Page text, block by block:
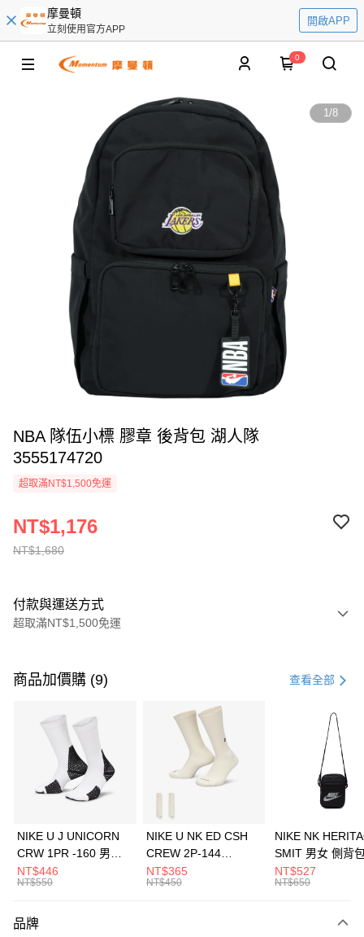
摩曼頓
立刻使用官方APP
開啟APP
0
1/8
NBA 隊伍小標 膠章 後背包 湖人隊
3555174720
超取滿NT$1,500免運
NT$1,680
NT$1,176
付款與運送方式
超取滿NT$1,500免運
信用卡一次付款
3 期 0 利率 每期 21家銀行
合作金庫商業銀行
第一商業銀行
華南商業銀行
彰化商業銀行
上海商業儲蓄銀行
元大商業銀行
台灣樂天信用卡公司
Apple Pay
全盈+PAY
AFTEE先享後付
【關於「AFTEE先享後付」】
商品加價購 (9) 查看全部
NIKE U J UNICORN
CRW 1PR -160 男女
中統襪 FZ3393100
NT$446
NT$550
NIKE U NK ED CSH
CREW 2P-144
EMBRDY 男女 短統襪
FZ3073133
NT$365
NT$450
NIKE NK
SMIT 男女 側背
BA5871010
NT$527
NT$650
品牌